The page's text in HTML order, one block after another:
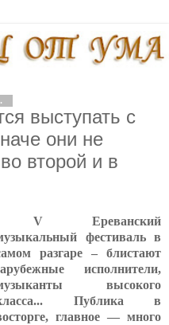
выступать с
они не
второй и в
V Ереванский
фестиваль в
разгаре – блистают
исполнители,
высокого
Публика в
главное — много